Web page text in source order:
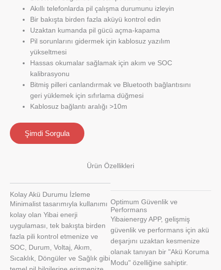
Akıllı telefonlarda pil çalışma durumunu izleyin
Bir bakışta birden fazla aküyü kontrol edin
Uzaktan kumanda pil gücü açma-kapama
Pil sorunlarını gidermek için kablosuz yazılım
yükseltmesi
Hassas okumalar sağlamak için akım ve SOC
kalibrasyonu
Bitmiş pilleri canlandırmak ve Bluetooth bağlantısını
geri yüklemek için sıfırlama düğmesi
Kablosuz bağlantı aralığı >10m
Şimdi Sorgula
Ürün Özellikleri
Kolay Akü Durumu İzleme
Minimalist tasarımıyla kullanımı
kolay olan Yibai enerji
uygulaması, tek bakışta birden
fazla pili kontrol etmenize ve
SOC, Durum, Voltaj, Akım,
Sıcaklık, Döngüler ve Sağlık gibi
Optimum Güvenlik ve
Performans
Yibaienergy APP, gelişmiş
güvenlik ve performans için akü
deşarjını uzaktan kesmenize
olanak tanıyan bir "Akü Koruma
Modu" özelliğine sahiptir.